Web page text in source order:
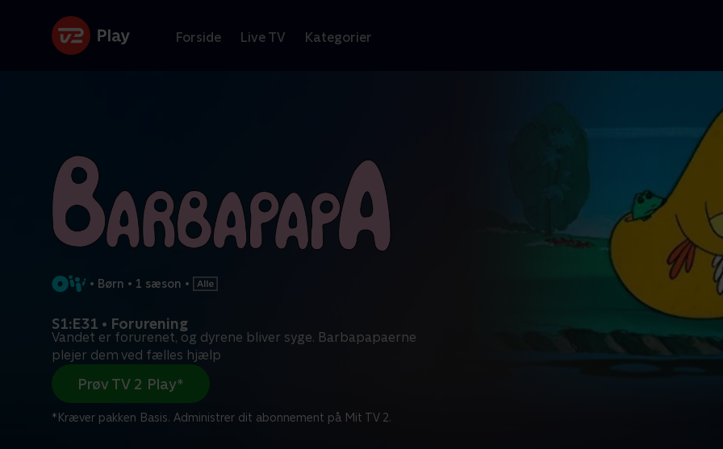
Forside Live TV Kategorier
• Børn • 1 sæson •
S1:E31 • Forurening
Vandet er forurenet, og dyrene bliver syge. Barbapapaerne
plejer dem ved fælles hjælp
Prøv TV 2 Play*
*Kræver pakken Basis. Administrer dit abonnement på Mit TV 2.